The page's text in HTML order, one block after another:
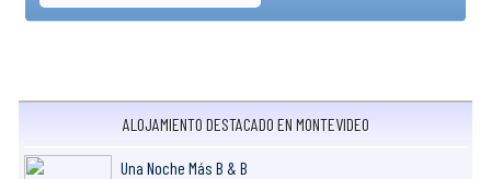
ALOJAMIENTO DESTACADO EN MONTEVIDEO
Una Noche Más B & B